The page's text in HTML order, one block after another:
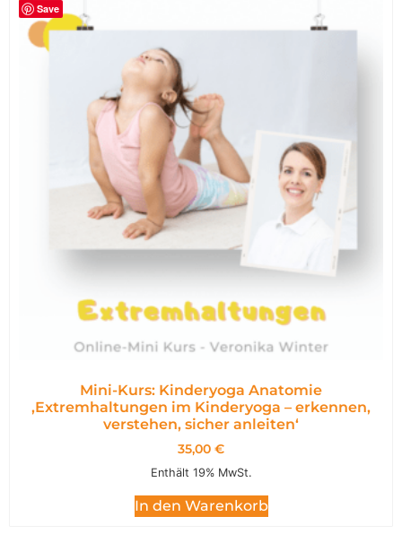
Save
Mini-Kurs: Kinderyoga Anatomie
,Extremhaltungen im Kinderyoga – erkennen,
verstehen, sicher anleiten‘
35,00 €
Enthält 19% MwSt.
In den Warenkorb